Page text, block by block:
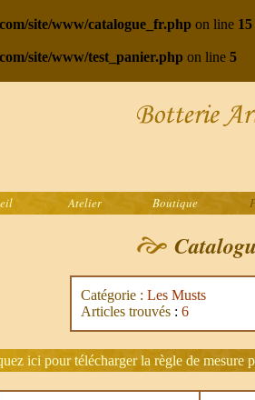
site/www/catalogue_fr.php on line 15
site/www/test_panier.php on line 5
Atelier Boutique
Catégorie : Les Musts
Articles trouvés : 6
ici pour télécharger la règle de mesure